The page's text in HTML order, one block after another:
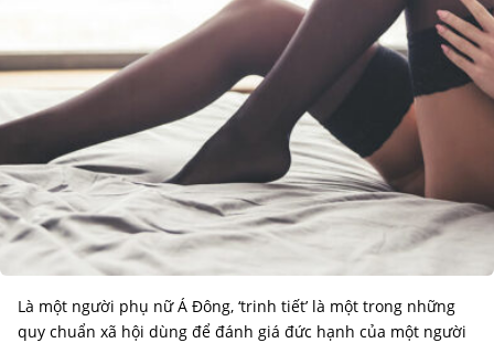
Là một người phụ nữ Á Đông, ‘trinh tiết’ là một trong những
quy chuẩn xã hội dùng để đánh giá đức hạnh của một người